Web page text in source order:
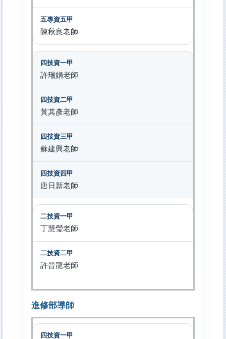
陳秋良老師
許瑞娟老師
黃其彥老師
蘇建興老師
唐日新老師
丁慧瑩老師
許晉龍老師
進修部導師